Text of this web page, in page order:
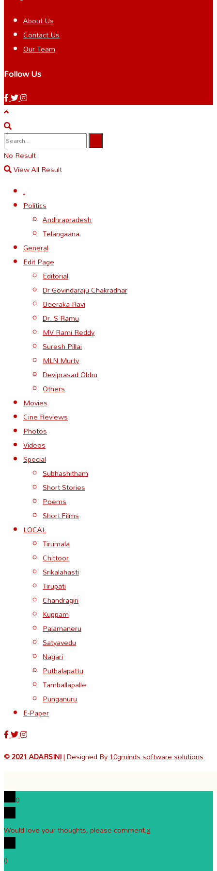
About Us
Contact Us
Our Team
Follow Us
No Result
View All Result
.
Politics
Andhrapradesh
Telangaana
General
Edit Page
Editorial
Dr Govindaraju Chakradhar
Beeraka Ravi
Dr. S Ramu
MV Rami Reddy
Suresh Pillai
MLN Murty
Deviprasad Obbu
Others
Movies
Cine Reviews
Photos
Videos
Special
Subhashitham
Short Stories
Poems
Short Films
LOCAL
Tirumala
Chittoor
Srikalahasti
Tirupati
Chandragiri
Kuppam
Palamaneru
Satyavedu
Nagari
Puthalapattu
Tamballapalle
Punganuru
E-Paper
© 2021 ADARSINI| Designed By10gminds software solutions
0
Would love your thoughts, please comment.x
()